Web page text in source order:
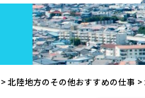
>北陸地方のその他おすすめの仕事 >